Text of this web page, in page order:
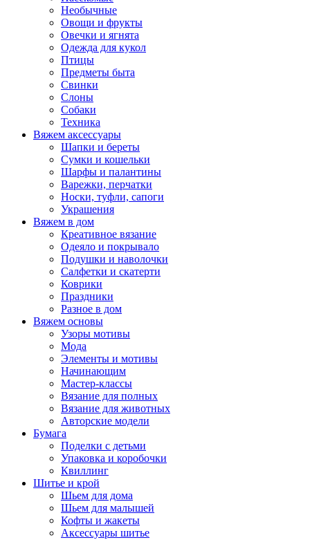
Необычные
Овощи и фрукты
Овечки и ягнята
Одежда для кукол
Птицы
Предметы быта
Свинки
Слоны
Собаки
Техника
Вяжем аксессуары
Шапки и береты
Сумки и кошельки
Шарфы и палантины
Варежки, перчатки
Носки, туфли, сапоги
Украшения
Вяжем в дом
Креативное вязание
Одеяло и покрывало
Подушки и наволочки
Салфетки и скатерти
Коврики
Праздники
Разное в дом
Вяжем основы
Узоры мотивы
Мода
Элементы и мотивы
Начинающим
Мастер-классы
Вязание для полных
Вязание для животных
Авторские модели
Бумага
Поделки с детьми
Упаковка и коробочки
Квиллинг
Шитье и крой
Шьем для дома
Шьем для малышей
Кофты и жакеты
Аксессуары шитье